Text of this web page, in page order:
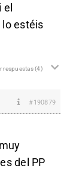
el
lo estéis
respuestas(4)
#190879
del PP